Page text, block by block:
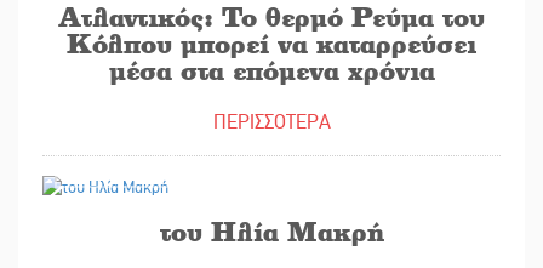
Ατλαντικός: Το θερμό Ρεύμα του
Κόλπου μπορεί να καταρρεύσει
μέσα στα επόμενα χρόνια
ΠΕΡΙΣΣΟΤΕΡΑ
του Ηλία Μακρή